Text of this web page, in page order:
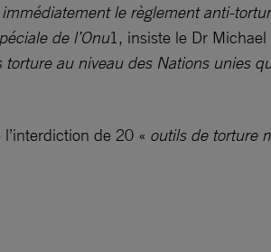
le règlement anti-
de l’Onu1, insiste le Dr Michael
au niveau des Nations unies
de 20 « outils de torture